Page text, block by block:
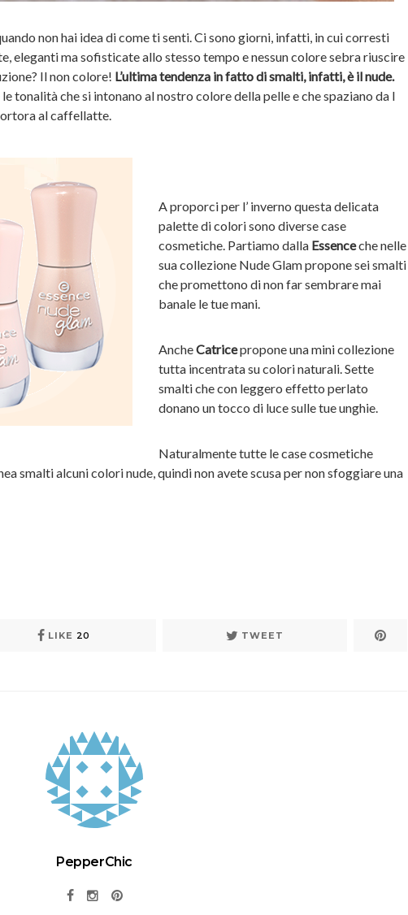
non hai idea di come ti senti. Ci sono giorni, infatti, in cui corresti
eleganti ma sofisticate allo stesso tempo e nessun colore sebra riuscire
Il non colore! L’ultima tendenza in fatto di smalti, infatti, è il nude.
tonalità che si intonano al nostro colore della pelle e che spaziano da l
al caffellatte.
A proporci per l’ inverno questa delicata
palette di colori sono diverse case
cosmetiche. Partiamo dalla Essenceche nelle
sua collezione Nude Glam propone sei smalti
che promettono di non far sembrare mai
banale le tue mani.
AncheCatricepropone una mini collezione
tutta incentrata su colori naturali. Sette
smalti che con leggero effetto perlato
donano un tocco di luce sulle tue unghie.
Naturalmente tutte le case cosmetiche
smalti alcuni colori nude, quindi non avete scusa per non sfoggiare una
LIKE 20 TWEET
PepperChic